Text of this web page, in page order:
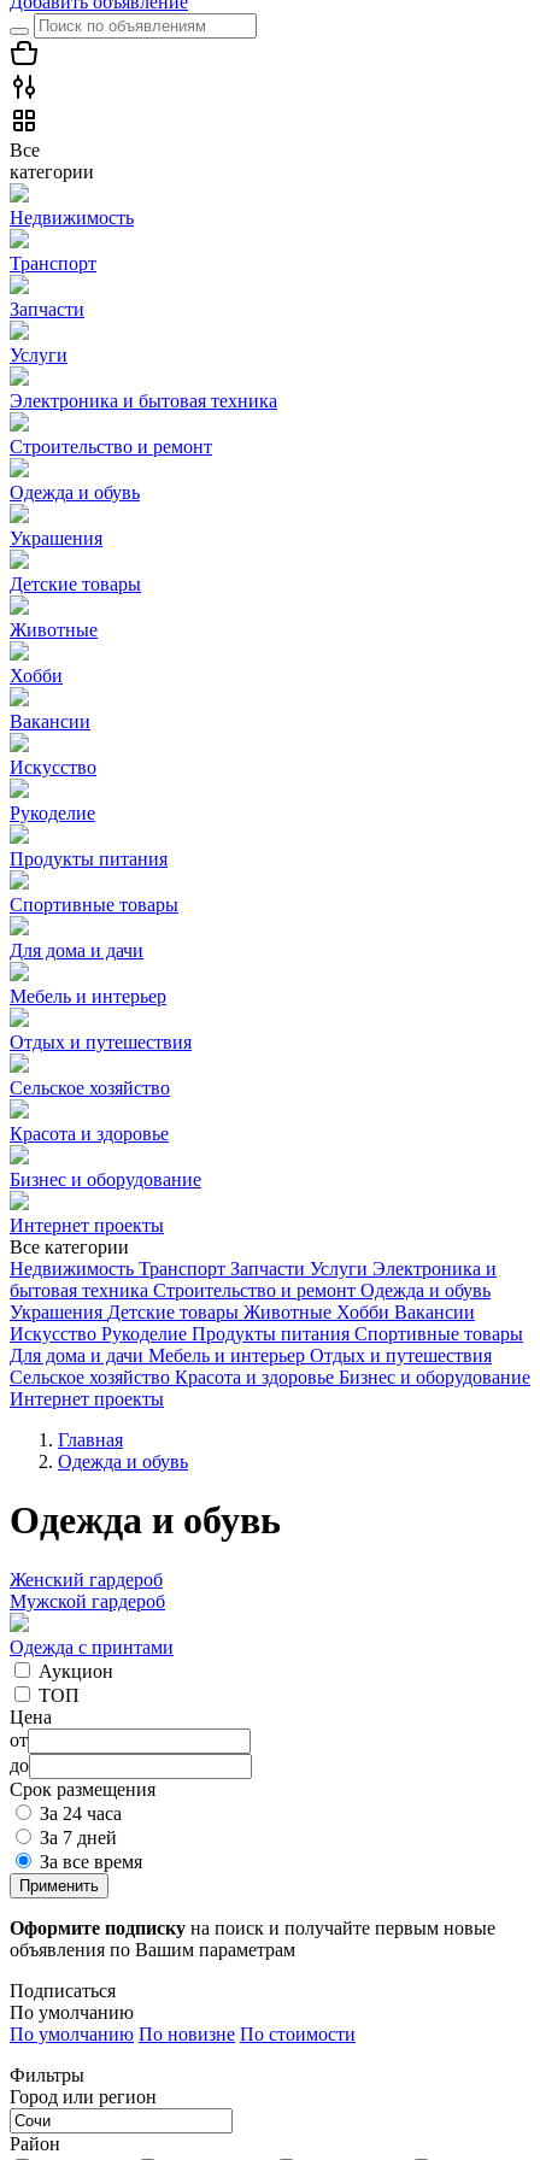
Все
категории
Недвижимость
Транспорт
Запчасти
Услуги
Электроника и бытовая техника
Строительство и ремонт
Одежда и обувь
Украшения
Детские товары
Животные
Хобби
Вакансии
Искусство
Рукоделие
Продукты питания
Спортивные товары
Для дома и дачи
Мебель и интерьер
Отдых и путешествия
Сельское хозяйство
Красота и здоровье
Бизнес и оборудование
Интернет проекты
Все категории
Недвижимость Транспорт Запчасти Услуги Электроника и
бытовая техника Строительство и ремонт Одежда и обувь
Украшения Детские товары Животные Хобби Вакансии
Искусство Рукоделие Продукты питания Спортивные товары
Для дома и дачи Мебель и интерьер Отдых и путешествия
Сельское хозяйство Красота и здоровье Бизнес и оборудование
Интернет проекты
Главная
Одежда и обувь
Одежда и обувь
Женский гардероб
Мужской гардероб
Одежда с принтами
Аукцион
ТОП
Цена
от
до
Срок размещения
За 24 часа
За 7 дней
За все время
Применить
Оформите подписку на поиск и получайте первым новые
объявления по Вашим параметрам
Подписаться
По умолчанию
По умолчанию По новизне По стоимости
Фильтры
Город или регион
Район